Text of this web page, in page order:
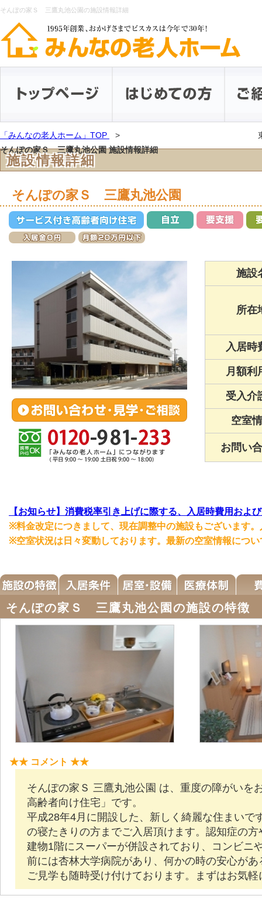
そんぽの家Ｓ 三鷹丸池公園の施設情報詳細
「みんなの老人ホーム」TOP
そんぽの家Ｓ 三鷹丸池公園 施設情報詳細
施設情報詳細
そんぽの家Ｓ 三鷹丸池公園
施設
所在
入居時
月額利
受入介
空室
お問い
【お知らせ】消費税率引き上げに際する、入居時費用およ
※料金改定につきまして、現在調整中の施設もございます
※空室状況は日々変動しております。最新の空室情報につ
そんぽの家Ｓ 三鷹丸池公園の施設の特徴
★★ コメント ★★
そんぽの家Ｓ 三鷹丸池公園 は、重度の障がいを
高齢者向け住宅」です。
平成28年4月に開設した、新しく綺麗な住まい
の寝たきりの方までご入居頂けます。認知症の
建物1階にスーパーが併設されており、コンビニ
前には杏林大学病院があり、何かの時の安心が
ご見学も随時受け付けております。まずはお気